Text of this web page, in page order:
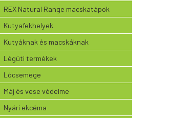
REX Natural Range macskatápok
Kutyafekhelyek
Kutyáknak és macskáknak
Légúti termékek
Lócsemege
Máj és vese védelme
Nyári ekcéma